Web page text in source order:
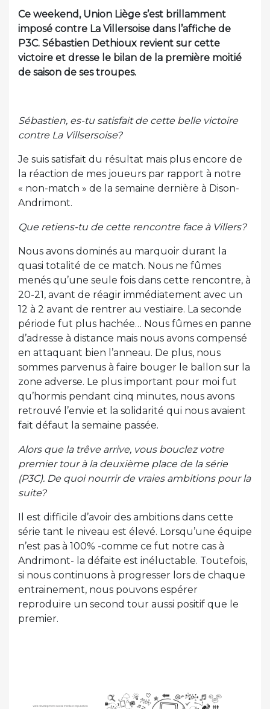
Ce weekend, Union Liège s’est brillamment
imposé contre La Villersoise dans l’affiche de
P3C. Sébastien Dethioux revient sur cette
victoire et dresse le bilan de la première moitié
de saison de ses troupes.
Sébastien, es-tu satisfait de cette belle victoire
contre La Villsersoise?
Je suis satisfait du résultat mais plus encore de
la réaction de mes joueurs par rapport à notre
« non-match » de la semaine dernière à Dison-
Andrimont.
Que retiens-tu de cette rencontre face à Villers?
Nous avons dominés au marquoir durant la
quasi totalité de ce match. Nous ne fûmes
menés qu’une seule fois dans cette rencontre, à
20-21, avant de réagir immédiatement avec un
12 à 2 avant de rentrer au vestiaire. La seconde
période fut plus hachée… Nous fûmes en panne
d’adresse à distance mais nous avons compensé
en attaquant bien l’anneau. De plus, nous
sommes parvenus à faire bouger le ballon sur la
zone adverse. Le plus important pour moi fut
qu’hormis pendant cinq minutes, nous avons
retrouvé l’envie et la solidarité qui nous avaient
fait défaut la semaine passée.
Alors que la trêve arrive, vous bouclez votre
premier tour à la deuxième place de la série
(P3C). De quoi nourrir de vraies ambitions pour la
suite?
Il est difficile d’avoir des ambitions dans cette
série tant le niveau est élevé. Lorsqu’une équipe
n’est pas à 100% -comme ce fut notre cas à
Andrimont- la défaite est inéluctable. Toutefois,
si nous continuons à progresser lors de chaque
entrainement, nous pouvons espérer
reproduire un second tour aussi positif que le
premier.